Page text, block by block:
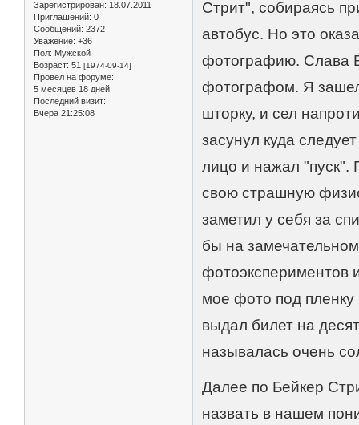
Зарегистрирован: 18.07.2011
Приглашений: 0
Сообщений: 2372
Уважение: +36
Пол: Мужской
Возраст: 51 [1974-09-14]
Провел на форуме:
5 месяцев 18 дней
Последний визит:
Вчера 21:25:08
Стрит", собираясь
автобус. Но это
фотографию. Слава
фотографом. Я
шторку, и сел
засунул куда
лицо и нажал
свою страшную
заметил у себя за
бы на
фотоэкспериментов
мое фото под пленку
выдал билет на
называлась очень
Далее по Бейкер
назвать в нашем